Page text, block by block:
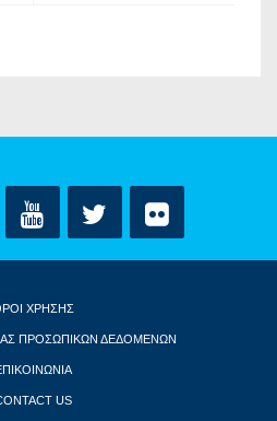
ΧΡΗΣΗΣ
ΠΡΟΣΩΠΙΚΩΝ ΔΕΔΟΜΕΝΩΝ
US